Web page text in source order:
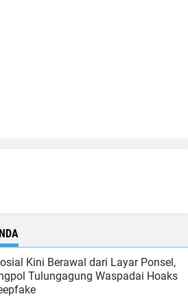
Kini Berawal dari Layar Ponsel,
Tulungagung Waspadai Hoaks